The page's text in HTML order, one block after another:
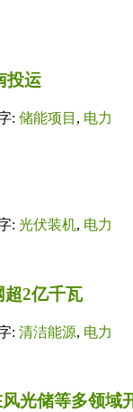
投运
: 储能项目 , 电力
: 光伏装机, 电力
超2亿千瓦
: 清洁能源, 电力
光储等多领域